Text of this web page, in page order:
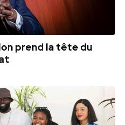
prend la tête du